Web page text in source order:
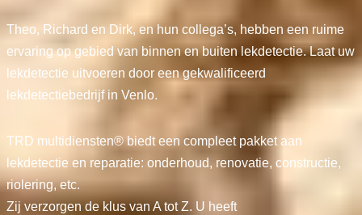
Theo, Richard en Dirk, en hun collega’s, hebben een ruime
ervaring op gebied van binnen en buiten lekdetectie. Laat uw
lekdetectie uitvoeren door een gekwalificeerd
lekdetectiebedrijf in Venlo.
TRD multidiensten® biedt een compleet pakket aan
lekdetectie en reparatie: onderhoud, renovatie, constructie,
riolering, etc.
Zij verzorgen de klus van A tot Z. U heeft